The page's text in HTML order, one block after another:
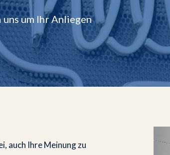
um Ihr Anliegen
auch Ihre Meinung zu